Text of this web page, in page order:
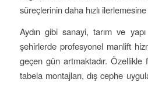
süreçlerinin daha hızlı ilerlemesine
Aydın gibi sanayi, tarım ve
şehirlerde profesyonel manlift
geçen gün artmaktadır. Özellikle
tabela montajları, dış cephe